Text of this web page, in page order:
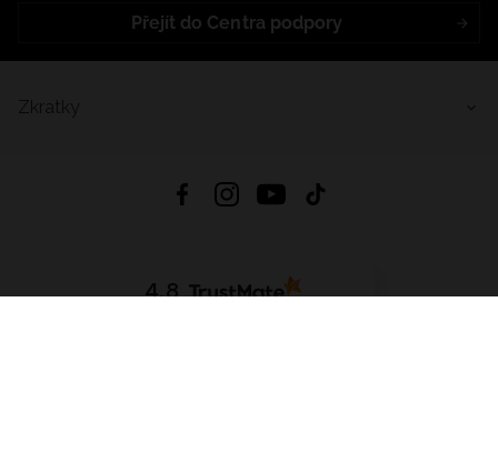
Přejít do Centra podpory
4.8